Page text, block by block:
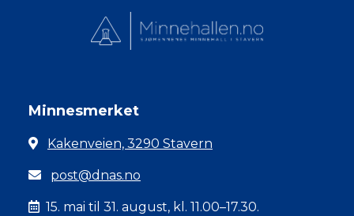
Minnesmerket
Kakenveien, 3290 Stavern
post@dnas.no
15. mai til 31. august, kl. 11.00–17.30.